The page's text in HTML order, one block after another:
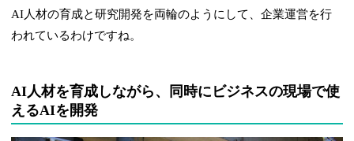
AI人材の育成と研究開発を両輪のようにして、企業運営を行
われているわけですね。
AI人材を育成しながら、同時にビジネスの現場で使
えるAIを開発